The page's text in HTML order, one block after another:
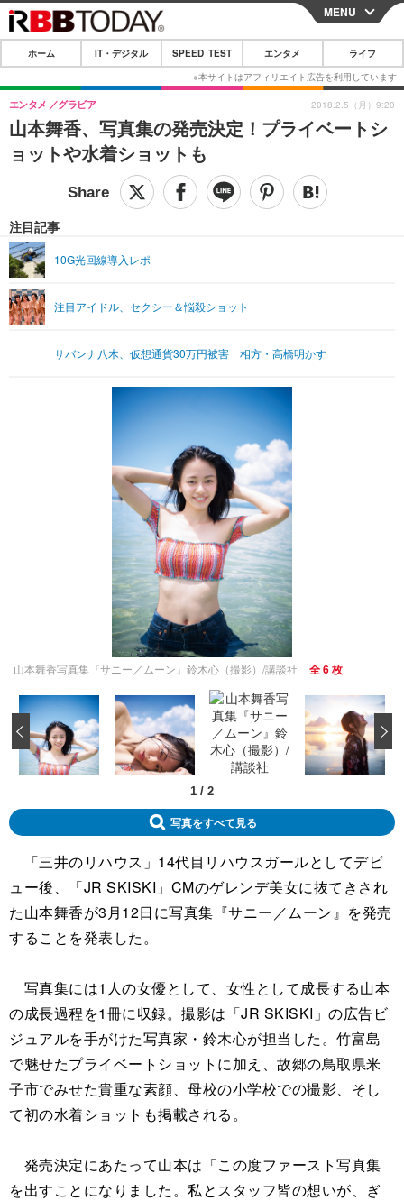
CLOSE
ホーム
IT・デジタル
IT・デジタルTOP スマートフォン
ショッピング その他
SPEED TEST
エンタメTOP 映画・ドラマ
グラビア
ショッピング その他
ライフTOP
リリース一覧
プッシュ通知の停止方法
MENU
ホーム IT・デジタル SPEED TEST エンタメ ライフ
山本舞香、写真集の発売決定！プライベートシ
ョットや水着ショットも
エンタメ グラビア
注目記事
10G光回線導入レポ
注目アイドル、セクシー＆悩殺ショット
サバンナ八木、仮想通貨30万円被害 相方・高橋明かす
2018.2.5（月）9:20
山本舞香写真集『サニー／ムーン』鈴木心（撮影）/講談社 全 6 枚
1 / 2
‹
写真をすべて見る
「三井のリハウス」14代目リハウスガールとしてデビ
ュー後、「JR SKISKI」CMのゲレンデ美女に抜てきされ
た山本舞香が3月12日に写真集『サニー／ムーン』を発売
することを発表した。
写真集には1人の女優として、女性として成長する山本
の成長過程を1冊に収録。撮影は「JR SKISKI」の広告ビ
ジュアルを手がけた写真家・鈴木心が担当した。竹富島
で魅せたプライベートショットに加え、故郷の鳥取県米
子市でみせた貴重な素顔、母校の小学校での撮影、そし
て初の水着ショットも掲載される。
発売決定にあたって山本は「この度ファースト写真集
を出すことになりました。私とスタッフ皆の想いが、ぎ